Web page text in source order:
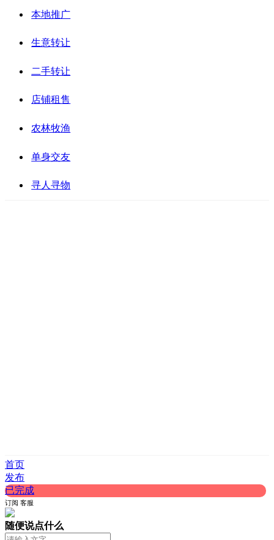
本地推广
生意转让
二手转让
店铺租售
农林牧渔
单身交友
寻人寻物
首页
发布
已完成
订阅 客服
随便说点什么